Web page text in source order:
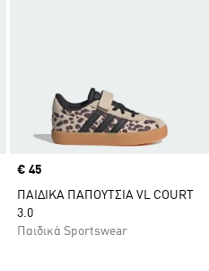
Discount
Price
€ 45
ΠΑΙΔΙΚΑ ΠΑΠΟΥΤΣΙΑ VL COURT
3.0
Παιδικά Sportswear